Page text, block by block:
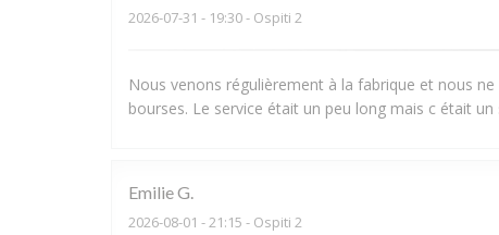
2026-07-31 - 19:30 - Ospiti 2
Nous venons régulièrement à la fabrique et nous
bourses. Le service était un peu long mais c était
EmilieG
2026-08-01 - 21:15 - Ospiti 2